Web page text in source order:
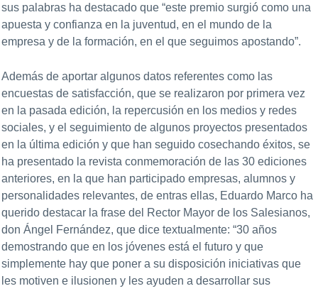
sus palabras ha destacado que “este premio surgió como una
apuesta y confianza en la juventud, en el mundo de la
empresa y de la formación, en el que seguimos apostando”.
Además de aportar algunos datos referentes como las
encuestas de satisfacción, que se realizaron por primera vez
en la pasada edición, la repercusión en los medios y redes
sociales, y el seguimiento de algunos proyectos presentados
en la última edición y que han seguido cosechando éxitos, se
ha presentado la revista conmemoración de las 30 ediciones
anteriores, en la que han participado empresas, alumnos y
personalidades relevantes, de entras ellas, Eduardo Marco ha
querido destacar la frase del Rector Mayor de los Salesianos,
don Ángel Fernández, que dice textualmente: “30 años
demostrando que en los jóvenes está el futuro y que
simplemente hay que poner a su disposición iniciativas que
les motiven e ilusionen y les ayuden a desarrollar sus